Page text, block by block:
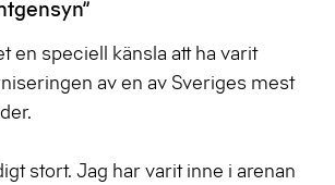
en speciell känsla att ha varit
av en av Sveriges mest
stort. Jag har varit inne i arenan